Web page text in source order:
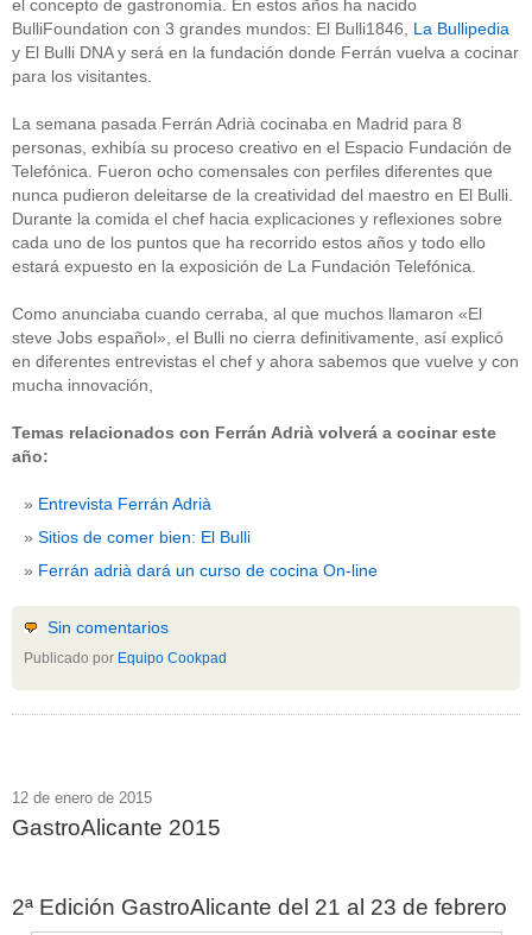
el concepto de gastronomía. En estos años ha nacido
BulliFoundation con 3 grandes mundos: El Bulli1846, La Bullipedia
y El Bulli DNA y será en la fundación donde Ferrán vuelva a cocinar
para los visitantes.
La semana pasada Ferrán Adrià cocinaba en Madrid para 8
personas, exhibía su proceso creativo en el Espacio Fundación de
Telefónica. Fueron ocho comensales con perfiles diferentes que
nunca pudieron deleitarse de la creatividad del maestro en El Bulli.
Durante la comida el chef hacia explicaciones y reflexiones sobre
cada uno de los puntos que ha recorrido estos años y todo ello
estará expuesto en la exposición de La Fundación Telefónica.
Como anunciaba cuando cerraba, al que muchos llamaron «El
steve Jobs español», el Bulli no cierra definitivamente, así explicó
en diferentes entrevistas el chef y ahora sabemos que vuelve y con
mucha innovación,
Temas relacionados con Ferrán Adrià volverá a cocinar este
año:
Entrevista Ferrán Adrià
Sitios de comer bien: El Bulli
Ferrán adrià dará un curso de cocina On-line
Sin comentarios
Publicado por Equipo Cookpad
12 de enero de 2015
GastroAlicante 2015
2ª Edición GastroAlicante del 21 al 23 de febrero